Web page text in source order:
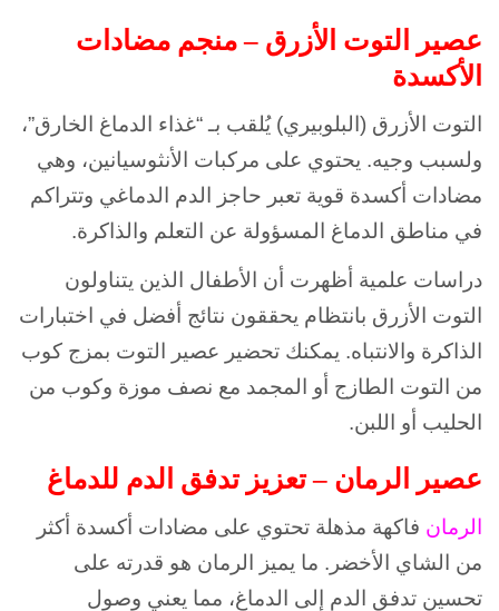
عصير التوت الأزرق – منجم مضادات
الأكسدة
التوت الأزرق (البلوبيري) يُلقب بـ “غذاء الدماغ الخارق”،
ولسبب وجيه. يحتوي على مركبات الأنثوسيانين، وهي
مضادات أكسدة قوية تعبر حاجز الدم الدماغي وتتراكم
في مناطق الدماغ المسؤولة عن التعلم والذاكرة.
دراسات علمية أظهرت أن الأطفال الذين يتناولون
التوت الأزرق بانتظام يحققون نتائج أفضل في اختبارات
الذاكرة والانتباه. يمكنك تحضير عصير التوت بمزج كوب
من التوت الطازج أو المجمد مع نصف موزة وكوب من
الحليب أو اللبن.
عصير الرمان – تعزيز تدفق الدم للدماغ
الرمان فاكهة مذهلة تحتوي على مضادات أكسدة أكثر
من الشاي الأخضر. ما يميز الرمان هو قدرته على
تحسين تدفق الدم إلى الدماغ، مما يعني وصول